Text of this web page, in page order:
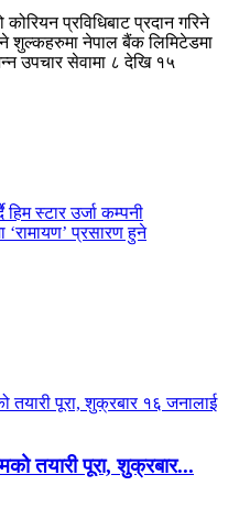
प्रविधिबाट प्रदान गरिने
शुल्कहरुमा नेपाल बैंक लिमिटेडमा
उपचार सेवामा ८ देखि १५
स्टार उर्जा कम्पनी
‘रामायण’ प्रसारण हुने
तयारी पूरा, शुक्रबार...